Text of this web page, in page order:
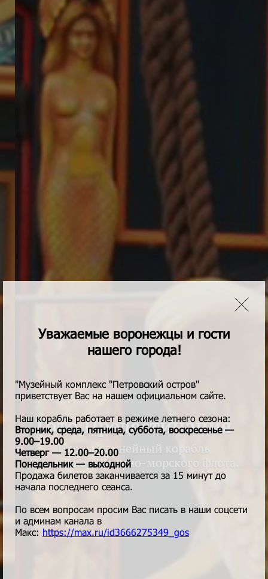
Гото Предестинация
Первый линейный корабль
Российского военно-морского флота.
Уважаемые воронежцы и гости
нашего города!
"Музейный комплекс "Петровский остров"
приветствует Вас на нашем официальном сайте.
Наш корабль работает в режиме летнего сезона:
Вторник, среда, пятница, суббота, воскресенье —
9.00–19.00
Четверг — 12.00–20.00
Понедельник — выходной
Продажа билетов заканчивается за 15 минут до
начала последнего сеанса.
По всем вопросам просим Вас писать в наши соцсети
и админам канала в
Макс: https://max.ru/id3666275349_gos